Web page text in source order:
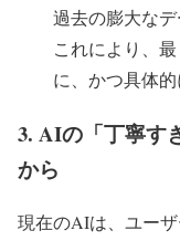
過去の膨大なデ
これにより、
に、かつ具体
3. AIの「丁寧す
から
現在のAIは、ユー